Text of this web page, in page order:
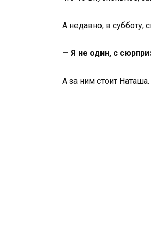
А недавно, в субботу,
— Я не один, с
А за ним стоит Наташа.